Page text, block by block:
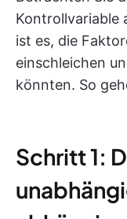
Kontrollvariable
ist es, die
einschleichen
könnten. So
Schritt 1: